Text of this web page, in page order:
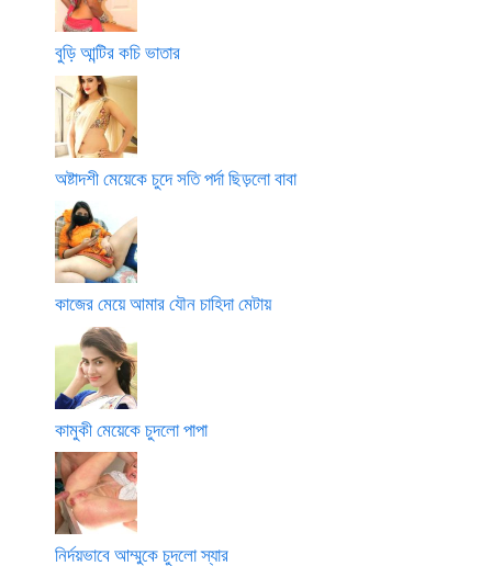
বুড়ি আন্টির কচি ভাতার
অষ্টাদশী মেয়েকে চুদে সতি পর্দা ছিড়লো বাবা
কাজের মেয়ে আমার যৌন চাহিদা মেটায়
কামুকী মেয়েকে চুদলো পাপা
নির্দয়ভাবে আম্মুকে চুদলো স্যার